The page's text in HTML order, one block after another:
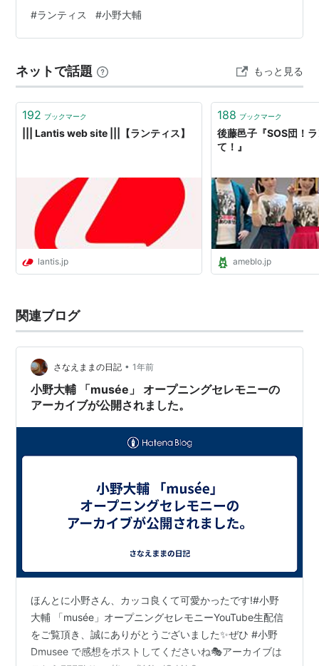
#ランティス #小野大輔
ネットで話題 もっと見る
192 ブックマーク
||| Lantis web site |||【ランティス】
lantis.jp
188 ブックマーク
後藤邑子『SOS団！
て！』
ameblo.jp
関連ブログ
さなえままの日記 • 1年前
小野大輔 「musée」 オープニングセレモニーの
アーカイブが公開されました。
ほんとに小野さん、カッコ良くて可愛かったです!#小野
大輔 「musée」オープニングセレモニーYouTube生配信
をご覧頂き、誠にありがとうございました✨ぜひ #小野
Dmusee で感想をポストしてくださいね🎭アーカイブは